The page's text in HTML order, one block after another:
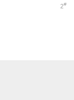
2#